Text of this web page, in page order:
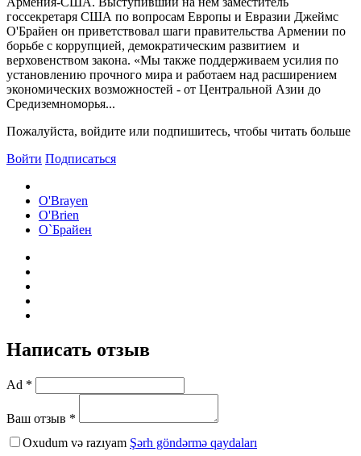
госсекретаря США по вопросам Европы и Евразии Джеймс
О'Брайен он приветствовал шаги правительства Армении по
борьбе с коррупцией, демократическим развитием и
верховенством закона. «Мы также поддерживаем усилия по
установлению прочного мира и работаем над расширением
экономических возможностей - от Центральной Азии до
Средиземноморья...
Пожалуйста, войдите или подпишитесь, чтобы читать больше
Войти Подписаться
O'Brayen
O'Brien
О`Брайен
Написать отзыв
Ad *
Ваш отзыв *
Oxudum və razıyam Şərh göndərmə qaydaları